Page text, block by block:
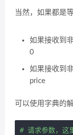
当然，如果都是
如果接收到
0
如果接收到
price
可以使用字典的
# 请求参数，这